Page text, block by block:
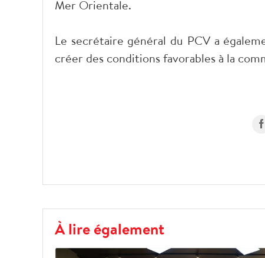
Mer Orientale.
Le secrétaire général du PCV a
créer des conditions favorables à la
À lire également